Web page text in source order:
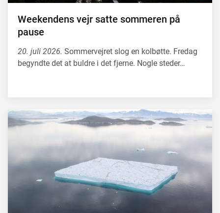
Weekendens vejr satte sommeren på
pause
20. juli 2026. Sommervejret slog en kolbøtte. Fredag
begyndte det at buldre i det fjerne. Nogle steder…